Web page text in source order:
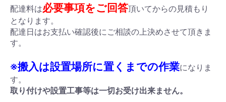
配達料は必要事項をご回答頂いてからの見積もり
となります。
配達日はお支払い確認後にご相談の上決めさせて頂きま
す。
※搬入は設置場所に置くまでの作業になりま
す。
取り付けや設置工事等は一切お受け出来ません。